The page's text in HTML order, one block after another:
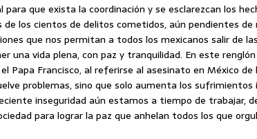
para que exista la coordinación y se esclarezcan los
de los cientos de delitos cometidos, aún pendientes
que nos permitan a todos los mexicanos salir de
una vida plena, con paz y tranquilidad. En este
Papa Francisco, al referirse al asesinato en México de
problemas, sino que solo aumenta los sufrimientos
inseguridad aún estamos a tiempo de trabajar,
para lograr la paz que anhelan todos los que